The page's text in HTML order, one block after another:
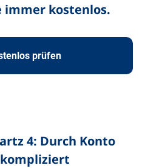
immer kostenlos.
prüfen
4: Durch Konto